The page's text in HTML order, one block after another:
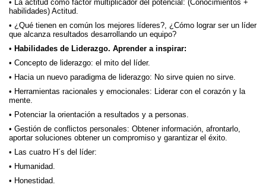
La actitud como factor multiplicador del potencial: (Conocimientos +
habilidades) Actitud.
¿Qué tienen en común los mejores líderes?, ¿Cómo lograr ser un líder
que alcanza resultados desarrollando un equipo?
Habilidades de Liderazgo. Aprender a inspirar:
Concepto de liderazgo: el mito del líder.
Hacia un nuevo paradigma de liderazgo: No sirve quien no sirve.
Herramientas racionales y emocionales: Liderar con el corazón y la
mente.
Potenciar la orientación a resultados y a personas.
Gestión de conflictos personales: Obtener información, afrontarlo,
aportar soluciones obtener un compromiso y garantizar el éxito.
Las cuatro H´s del líder:
Humanidad.
Honestidad.